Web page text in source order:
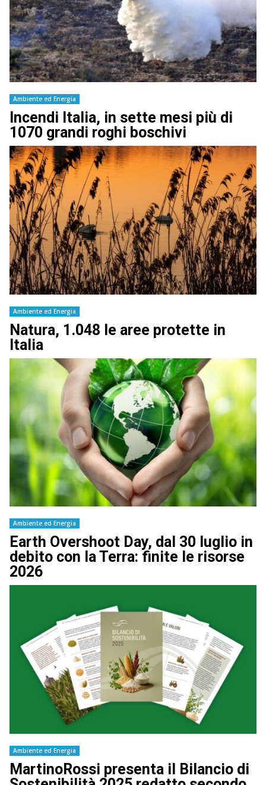
Ambiente ed Energia
Incendi Italia, in sette mesi più di
1070 grandi roghi boschivi
Ambiente ed Energia
Natura, 1.048 le aree protette in
Italia
Ambiente ed Energia
Earth Overshoot Day, dal 30 luglio in
debito con la Terra: finite le risorse
2026
Ambiente ed Energia
MartinoRossi presenta il Bilancio di